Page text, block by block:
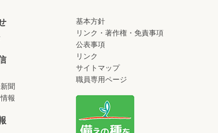
聞
報
基本方針
リンク・著作権・免責事項
公表事項
リンク
サイトマップ
職員専用ページ